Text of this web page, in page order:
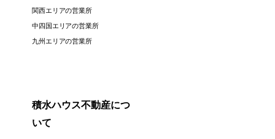
関西エリアの営業所
中四国エリアの営業所
九州エリアの営業所
積水ハウス不動産につ
いて